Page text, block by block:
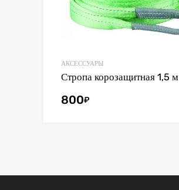
АКСЕССУАРЫ
Стропа корозащитная 1,5 м
800₽